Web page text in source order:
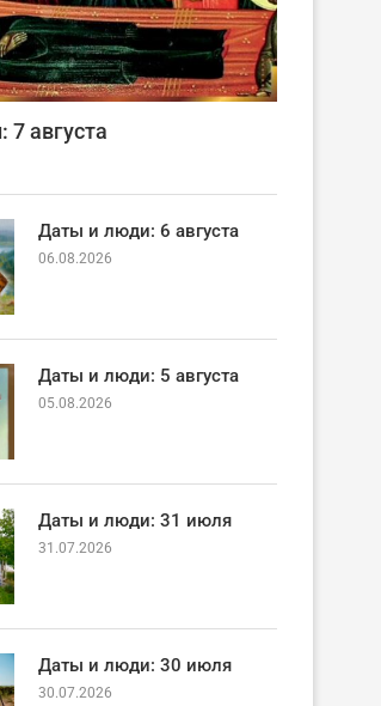
августа
Даты и люди: 6 августа
06.08.2026
Даты и люди: 5 августа
05.08.2026
Даты и люди: 31 июля
31.07.2026
Даты и люди: 30 июля
30.07.2026